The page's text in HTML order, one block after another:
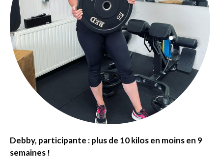
Debby, participante : plus de 10 kilos en moins en 9
semaines !